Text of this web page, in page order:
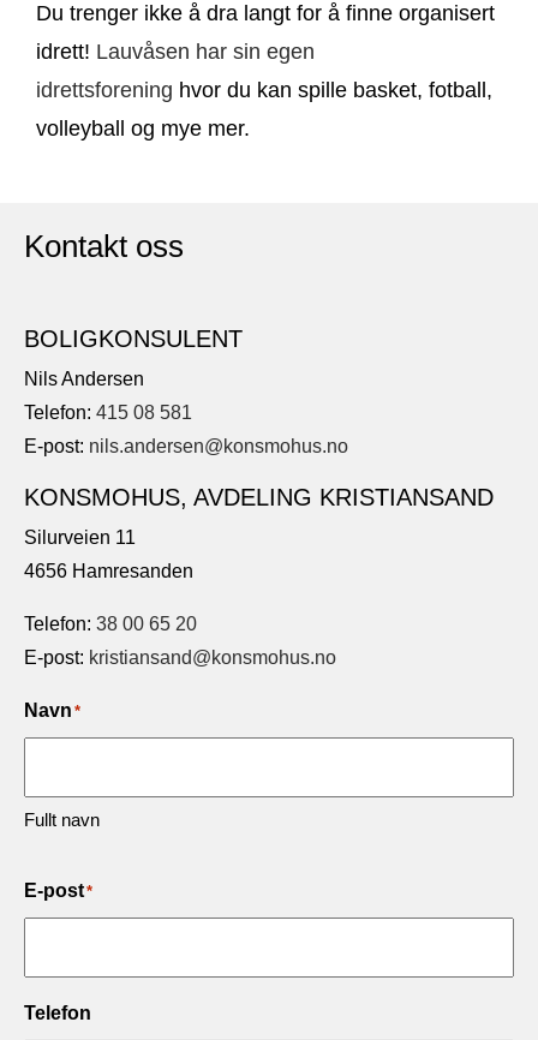
Du trenger ikke å dra langt for å finne organisert
idrett! Lauvåsen har sin egen
idrettsforening hvor du kan spille basket, fotball,
volleyball og mye mer.
Kontakt oss
Navn *
Fullt navn
E-post*
Telefon
BOLIGKONSULENT
Nils Andersen
Telefon: 415 08 581
E-post: nils.andersen@konsmohus.no
KONSMOHUS, AVDELING KRISTIANSAND
Silurveien 11
4656 Hamresanden
Telefon: 38 00 65 20
E-post: kristiansand@konsmohus.no